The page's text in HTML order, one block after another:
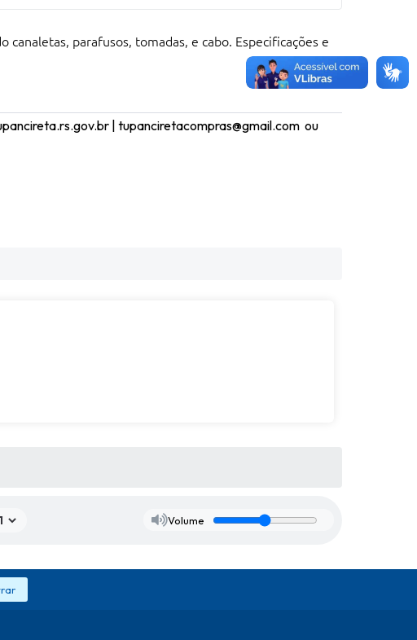
parafusos, tomadas, e cabo. Especificações e
| tupanciretacompras@gmail.com ou
Volume